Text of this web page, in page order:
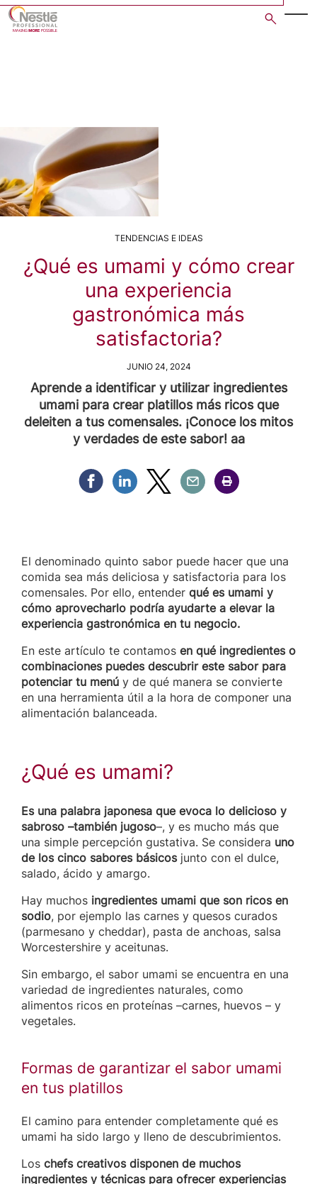
Skip
TENDENCIAS E IDEAS
¿Qué es umami y cómo crear
una experiencia
gastronómica más
satisfactoria?
JUNIO 24, 2024
Aprende a identificar y utilizar ingredientes
umami para crear platillos más ricos que
deleiten a tus comensales. ¡Conoce los mitos
y verdades de este sabor! aa
Compartir Facebook
Compartir Linkedin
Compartir Twitter
Compartir Email
Compartir Imprimir
El denominado quinto sabor puede hacer que una
comida sea más deliciosa y satisfactoria para los
comensales. Por ello, entender qué es umami y
cómo aprovecharlo podría ayudarte a elevar la
experiencia gastronómica en tu negocio.
En este artículo te contamos en qué ingredientes o
combinaciones puedes descubrir este sabor para
potenciar tu menú y de qué manera se convierte
en una herramienta útil a la hora de componer una
alimentación balanceada.
¿Qué es umami?
Es una palabra japonesa que evoca lo delicioso y
sabroso –también jugoso–, y es mucho más que
una simple percepción gustativa. Se considera uno
de los cinco sabores básicosjunto con el dulce,
salado, ácido y amargo.
Hay muchos ingredientes umami que son ricos en
sodio, por ejemplo las carnes y quesos curados
(parmesano y cheddar), pasta de anchoas, salsa
Worcestershire y aceitunas.
Sin embargo, el sabor umami se encuentra en una
variedad de ingredientes naturales, como
alimentos ricos en proteínas –carnes, huevos – y
vegetales.
Formas de garantizar el sabor umami
en tus platillos
El camino para entender completamente qué es
umami ha sido largo y lleno de descubrimientos.
Los chefs creativos disponen de muchos
ingredientes y técnicas para ofrecer experiencias